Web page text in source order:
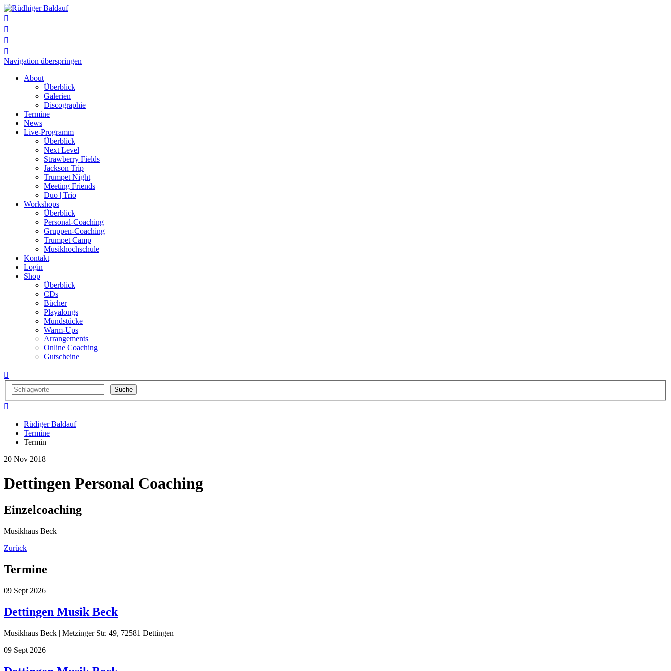




Navigation überspringen
About
Überblick
Galerien
Discographie
Termine
News
Live-Programm
Überblick
Next Level
Strawberry Fields
Jackson Trip
Trumpet Night
Meeting Friends
Duo | Trio
Workshops
Überblick
Personal-Coaching
Gruppen-Coaching
Trumpet Camp
Musikhochschule
Kontakt
Login
Shop
Überblick
CDs
Bücher
Playalongs
Mundstücke
Warm-Ups
Arrangements
Online Coaching
Gutscheine


Rüdiger Baldauf
Termine
Termin
20 Nov 2018
Dettingen Personal Coaching
Einzelcoaching
Musikhaus Beck
Zurück
Termine
09 Sept 2026
Dettingen Musik Beck
Musikhaus Beck | Metzinger Str. 49, 72581 Dettingen
09 Sept 2026